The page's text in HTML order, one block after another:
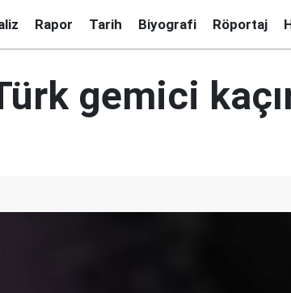
Rapor Tarih Biyografi Röportaj
gemici